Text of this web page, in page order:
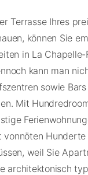
Terrasse Ihres
können Sie
in La Chapelle-
kann man
sowie
Mit
vonnöten
weil Sie
architektonisch